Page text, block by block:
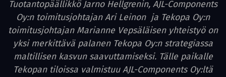
Tuotantopäällikkö Jarno Hellgrenin, AJL-Components
Oy:n toimitusjohtajan Ari Leinon ja Tekopa Oy:n
toimitusjohtajan Marianne Vepsäläisen yhteistyö on
yksi merkittävä palanen Tekopa Oy:n strategiassa
maltillisen kasvun saavuttamiseksi. Tälle paikalle
Tekopan tiloissa valmistuu AJL-Components Oy:ltä